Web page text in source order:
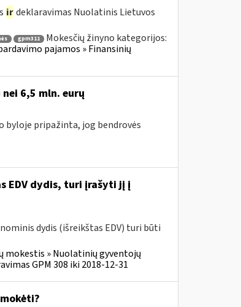
ir deklaravimas Nuolatinis Lietuvos
gpm311
Mokesčių žinyno kategorijos:
pajamos » Finansinių
6,5 mln. eurų
byloje pripažinta, jog bendrovės
EDV dydis, turi įrašyti jį į
dydis (išreikštas EDV) turi būti
mokestis » Nuolatinių gyventojų
GPM 308 iki 2018-12-31